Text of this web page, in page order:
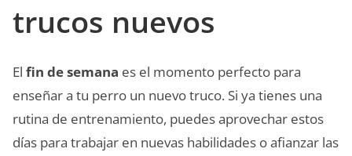
trucos nuevos
El fin de semana es el momento perfecto para
enseñar a tu perro un nuevo truco. Si ya tienes una
rutina de entrenamiento, puedes aprovechar estos
días para trabajar en nuevas habilidades o afianzar las